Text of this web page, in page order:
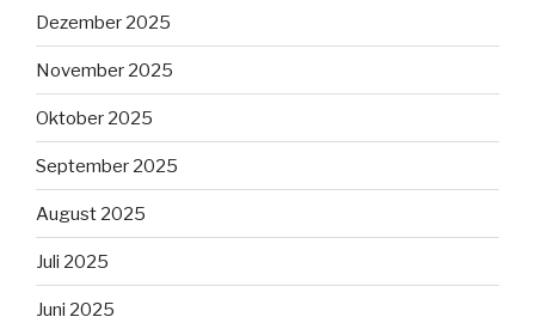
Dezember 2025
November 2025
Oktober 2025
September 2025
August 2025
Juli 2025
Juni 2025